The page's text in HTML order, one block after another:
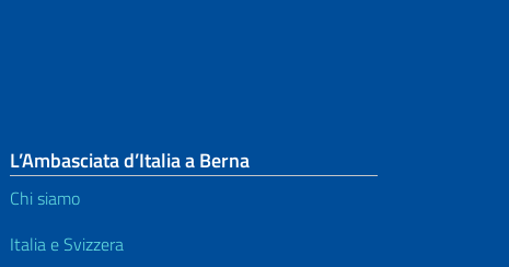
L’Ambasciata d’Italia a Berna
Chi siamo
Italia e Svizzera